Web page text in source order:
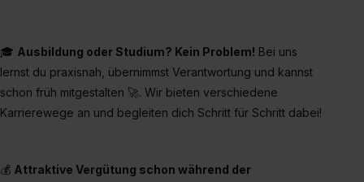
🎓 Ausbildung oder Studium? Kein Problem! Bei uns
lernst du praxisnah, übernimmst Verantwortung und kannst
schon früh mitgestalten 🚀. Wir bieten verschiedene
Karrierewege an und begleiten dich Schritt für Schritt dabei!
💰 Attraktive Vergütung schon während der